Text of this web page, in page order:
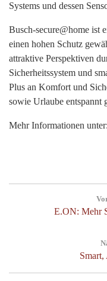
Systems und dessen
Busch-secure@home ist
einen hohen Schutz
attraktive Perspektiven
Sicherheitssystem und
Plus an Komfort und
sowie Urlaube entspannt
Mehr Informationen unter:
Previous
E.ON: Mehr
Next